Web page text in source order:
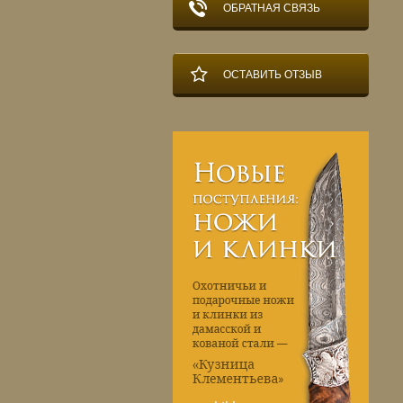
ОБРАТНАЯ СВЯЗЬ
ОСТАВИТЬ ОТЗЫВ